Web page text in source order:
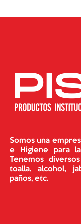
Somos una
e Higiene para
Tenemos
toalla, alcohol,
paños, etc.